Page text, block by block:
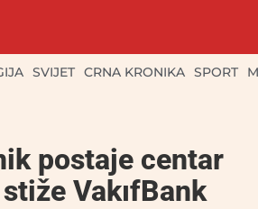
SVIJET CRNA KRONIKA SPORT
postaje centar
VakıfBank